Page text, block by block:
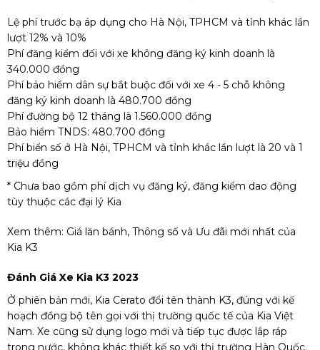
Lệ phí trước bạ áp dụng cho Hà Nội, TPHCM và tỉnh khác lần
lượt 12% và 10%
Phí đăng kiểm đối với xe không đăng ký kinh doanh là
340.000 đồng
Phí bảo hiểm dân sự bắt buộc đối với xe 4 - 5 chỗ không
đăng ký kinh doanh là 480.700 đồng
Phí đường bộ 12 tháng là 1.560.000 đồng
Bảo hiểm TNDS: 480.700 đồng
Phí biển số ở Hà Nội, TPHCM và tỉnh khác lần lượt là 20 và 1
triệu đồng
* Chưa bao gồm phí dịch vụ đăng ký, đăng kiểm dao động
tùy thuộc các đại lý Kia
Xem thêm: Giá lăn bánh, Thông số và Ưu đãi mới nhất của
Kia K3
Đánh Giá Xe Kia K3 2023
Ở phiên bản mới, Kia Cerato đổi tên thành K3, đúng với kế
hoạch đồng bộ tên gọi với thị trường quốc tế của Kia Việt
Nam. Xe cũng sử dụng logo mới và tiếp tục được lắp ráp
trong nước, không khác thiết kế so với thị trường Hàn Quốc.